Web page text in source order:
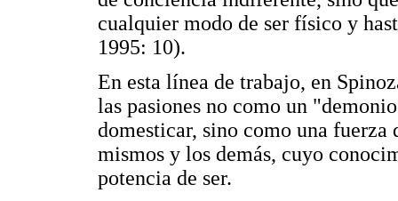
cualquier modo de ser físico y
1995: 10).
En esta línea de trabajo, en
las pasiones no como un
domesticar, sino como una fuerza
mismos y los demás, cuyo
potencia de ser.